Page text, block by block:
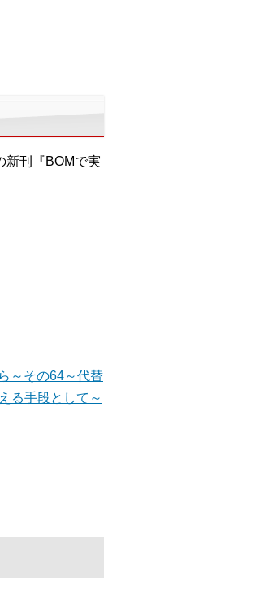
新刊『BOMで実
～その64～代替
る手段として～